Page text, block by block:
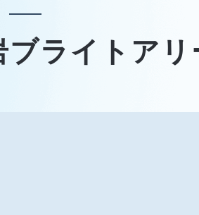
ライトアリ